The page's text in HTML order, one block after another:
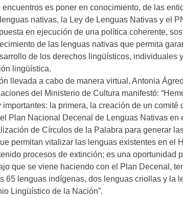
encuentros es poner en conocimiento, de las
nativas, la Ley de Lenguas Nativas y el
en ejecución de una política coherente,
de las lenguas nativas que permita
de los derechos lingüísticos, individuales
lingüística.
llevada a cabo de manera virtual, Antonia
del Ministerio de Cultura manifestó:
la primera, la creación de un comité
Plan Nacional Decenal de Lenguas Nativas en
de Círculos de la Palabra para generar
permitan vitalizar las lenguas existentes en el
procesos de extinción; es una oportunidad
que se viene haciendo con el Plan Decenal,
65 lenguas indígenas, dos lenguas criollas y la
Lingüístico de la Nación”.